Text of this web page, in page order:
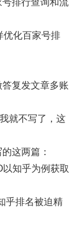
排行查询和流
优化百家号排
复发文章多账
就不写了，这
这两篇：
知乎为例获取
乎排名被迫精